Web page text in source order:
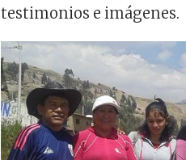
testimonios e imágenes.